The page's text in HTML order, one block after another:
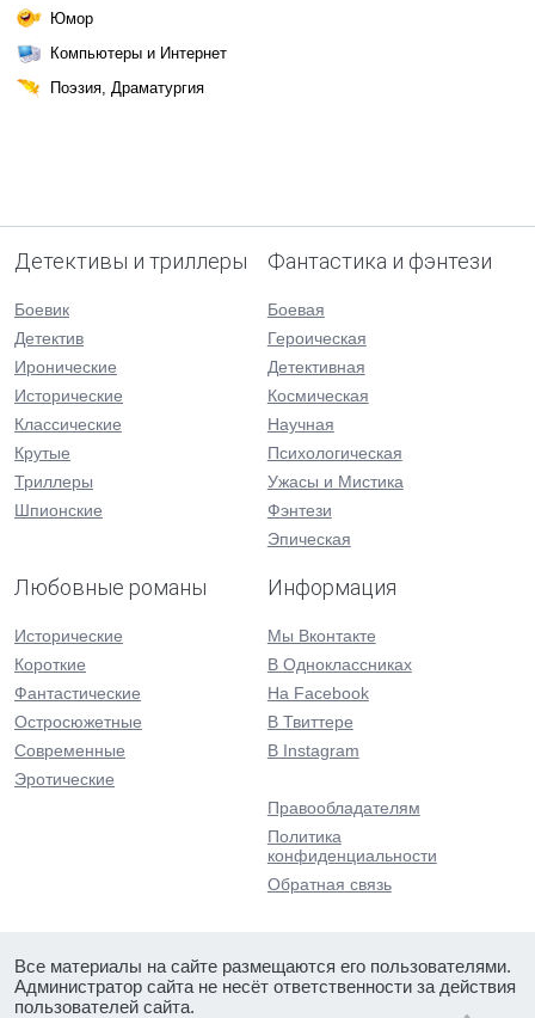
Юмор
Компьютеры и Интернет
Поэзия, Драматургия
Детективы и триллеры
Боевик
Детектив
Иронические
Исторические
Классические
Крутые
Триллеры
Шпионские
Фантастика и фэнтези
Боевая
Героическая
Детективная
Космическая
Научная
Психологическая
Ужасы и Мистика
Фэнтези
Эпическая
Любовные романы
Исторические
Короткие
Фантастические
Остросюжетные
Современные
Эротические
Информация
Мы Вконтакте
В Одноклассниках
На Facebook
В Твиттере
В Instagram
Правообладателям
Политика
конфиденциальности
Обратная связь
Все материалы на сайте размещаются его пользователями.
Администратор сайта не несёт ответственности за действия
пользователей сайта.